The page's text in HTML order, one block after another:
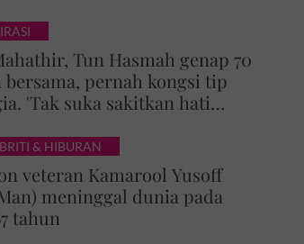
Tun Hasmah genap 70
bersama, pernah kongsi tip
'Tak suka sakitkan hati
& HIBURAN
veteran Kamarool Yusoff
meninggal dunia pada
tahun